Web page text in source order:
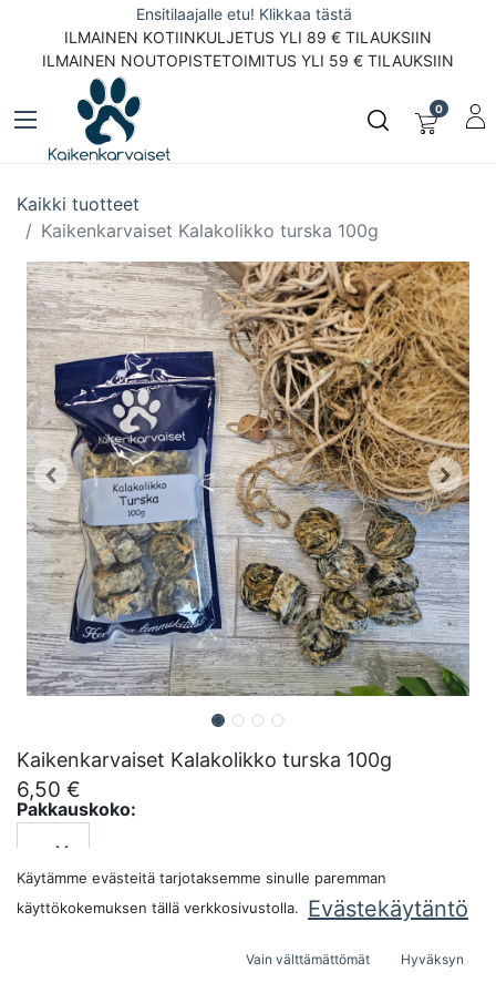
Ensitilaajalle etu! Klikkaa tästä
ILMAINEN KOTIINKULJETUS YLI 89 € TILAUKSIIN
ILMAINEN NOUTOPISTETOIMITUS YLI 59 € TILAUKSIIN
0
Kaikki tuotteet
Kaikenkarvaiset Kalakolikko turska 100g
Kaikenkarvaiset Kalakolikko turska 100g
6,50 €
Pakkauskoko:
LISÄÄ OSTOSKORIIN
Käytämme evästeitä tarjotaksemme sinulle paremman
käyttökokemuksen tällä verkkosivustolla.
Evästekäytäntö
Vain välttämättömät Hyväksyn